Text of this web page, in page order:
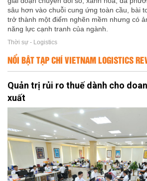
sâu hơn vào chuỗi cung ứng toàn cầu, bài
trở thành một điểm nghẽn mềm nhưng có
năng lực cạnh tranh của ngành.
Thời sự - Logistics
NỔI BẬT TẠP CHÍ VIETNAM LOGISTICS
Quản trị rủi ro thuế dành cho
xuất